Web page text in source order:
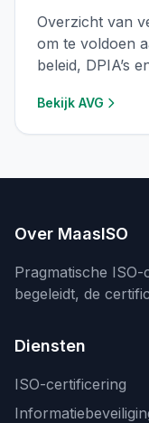
Overzicht van
om te voldoen
beleid, DPIA’s
Bekijk AVG
Over MaasISO
Pragmatische
begeleidt, de
Diensten
ISO-certificering